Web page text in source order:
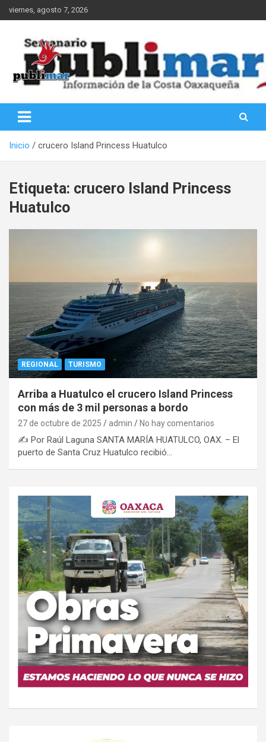
Saltar
al
viernes, agosto 7, 2026
PubliMar
Inicio crucero Island Princess Huatulco
Etiqueta: crucero Island Princess
Huatulco
REGIONAL TURISMO
Arriba a Huatulco el crucero Island Princess
con más de 3 mil personas a bordo
27 de octubre de 2025 admin No hay comentarios
✍️ Por Raúl Laguna SANTA MARÍA HUATULCO, OAX. – El
puerto de Santa Cruz Huatulco recibió…